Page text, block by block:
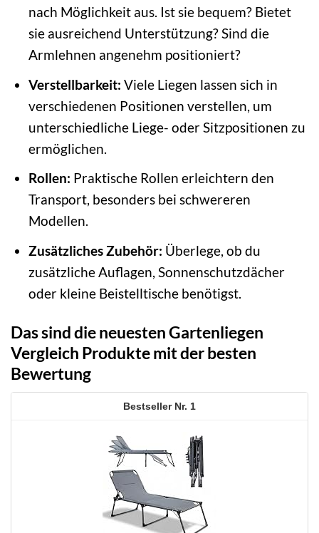
nach Möglichkeit aus. Ist sie bequem? Bietet
sie ausreichend Unterstützung? Sind die
Armlehnen angenehm positioniert?
Verstellbarkeit: Viele Liegen lassen sich in
verschiedenen Positionen verstellen, um
unterschiedliche Liege- oder Sitzpositionen zu
ermöglichen.
Rollen: Praktische Rollen erleichtern den
Transport, besonders bei schwereren
Modellen.
Zusätzliches Zubehör: Überlege, ob du
zusätzliche Auflagen, Sonnenschutzdächer
oder kleine Beistelltische benötigst.
Das sind die neuesten Gartenliegen
Vergleich Produkte mit der besten
Bewertung
1